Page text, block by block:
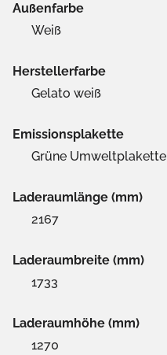
Außenfarbe
Weiß
Herstellerfarbe
Gelato weiß
Emissionsplakette
Grüne Umweltplakette
Laderaumlänge (mm)
2167
Laderaumbreite (mm)
1733
Laderaumhöhe (mm)
1270